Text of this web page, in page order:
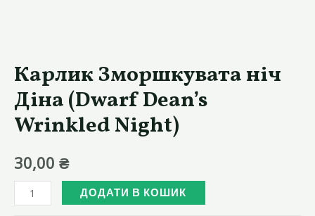
Карлик Зморшкувата ніч
Діна (Dwarf Dean’s
Wrinkled Night)
30,00 ₴
Карлик
Зморшкувата
ДОДАТИ В КОШИК